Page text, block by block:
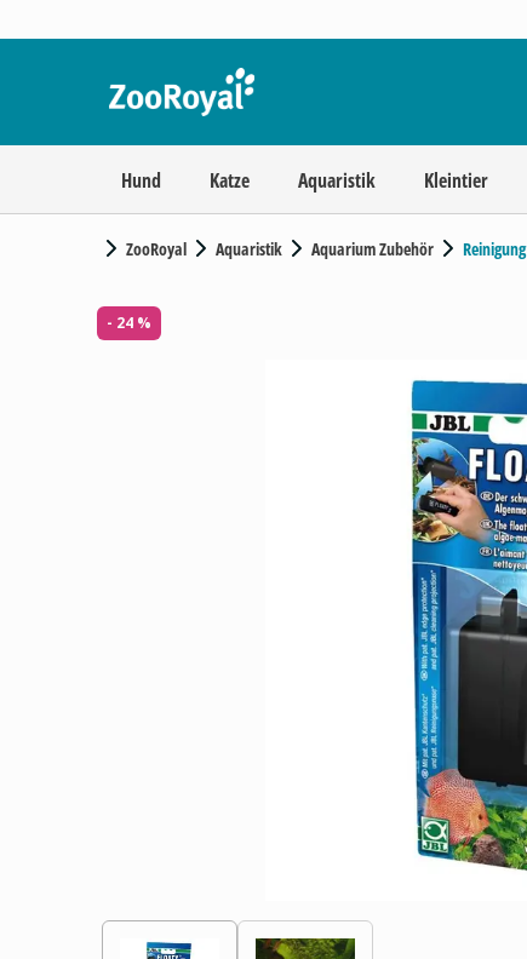
Hund Katze Aquaristik Kleintier
ZooRoyal Aquaristik Aquarium Zubehör Reinigung
- 24 %